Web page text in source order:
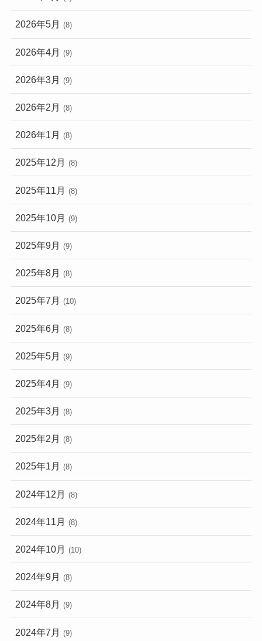
2026年5月 (8)
2026年4月 (9)
2026年3月 (9)
2026年2月 (8)
2026年1月 (8)
2025年12月 (8)
2025年11月 (8)
2025年10月 (9)
2025年9月 (9)
2025年8月 (8)
2025年7月 (10)
2025年6月 (8)
2025年5月 (9)
2025年4月 (9)
2025年3月 (8)
2025年2月 (8)
2025年1月 (8)
2024年12月 (8)
2024年11月 (8)
2024年10月 (10)
2024年9月 (8)
2024年8月 (9)
2024年7月 (9)